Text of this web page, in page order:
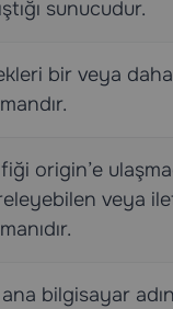
sunucudur.
bir veya
origin’e
veya
bilgisayar